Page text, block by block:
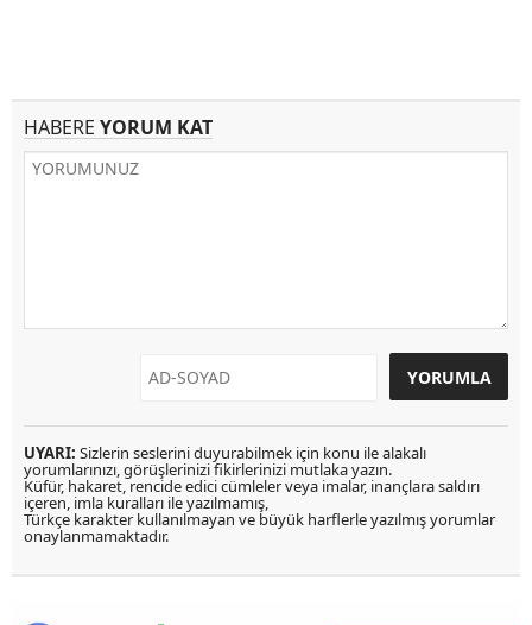
HABERE YORUM KAT
UYARI: Sizlerin seslerini duyurabilmek için konu ile alakalı
yorumlarınızı, görüşlerinizi fikirlerinizi mutlaka yazın.
Küfür, hakaret, rencide edici cümleler veya imalar, inançlara saldırı
içeren, imla kuralları ile yazılmamış,
Türkçe karakter kullanılmayan ve büyük harflerle yazılmış yorumlar
onaylanmamaktadır.